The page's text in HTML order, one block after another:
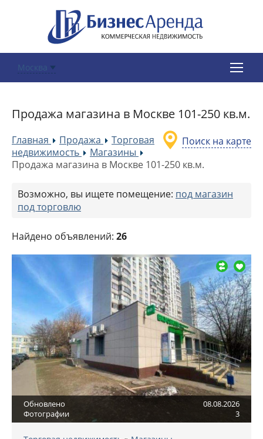
Москва
Продажа магазина в Москве 101-250 кв.м.
Поиск на карте
Главная »Продажа »
Торговая
недвижимость
»Магазины
Продажа магазина в Москве 101-250 кв.м.
Возможно, вы ищете помещение: под магазин
под торговлю
Найдено объявлений: 26
Обновлено
08.08.2026
Фотографии
3